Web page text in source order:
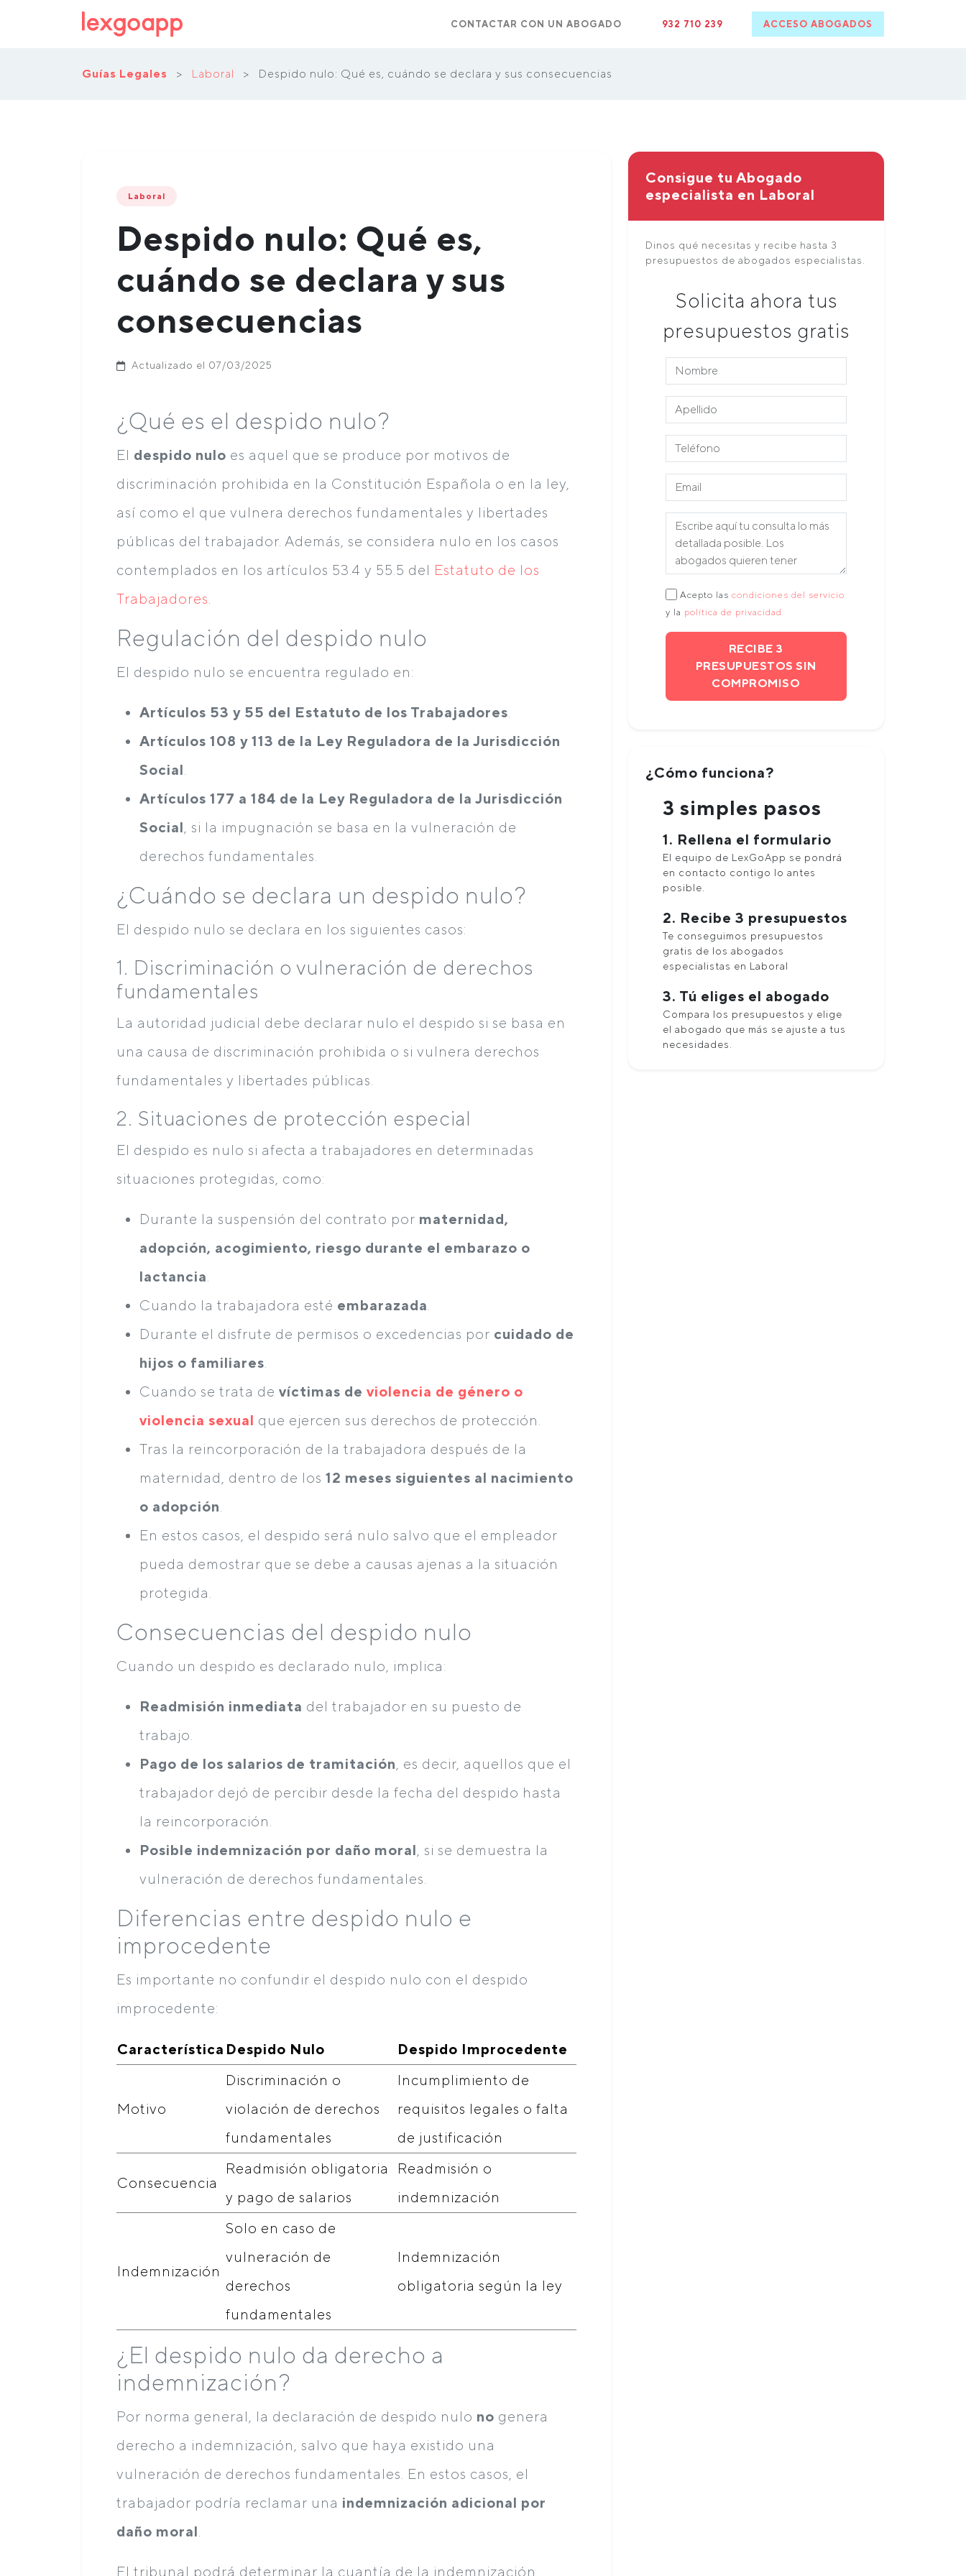
CONTACTAR CON UN ABOGADO 932 710 239 ACCESO ABOGADOS
Guías Legales > Laboral > Despido nulo: Qué es, cuándo se declara y sus consecuencias
Laboral
Despido nulo: Qué es,
cuándo se declara y sus
consecuencias
Actualizado el 07/03/2025
¿Qué es el despido nulo?
El despido nulo es aquel que se produce por motivos de
discriminación prohibida en la Constitución Española o en la ley,
así como el que vulnera derechos fundamentales y libertades
públicas del trabajador. Además, se considera nulo en los casos
contemplados en los artículos 53.4 y 55.5 del Estatuto de los
Trabajadores
Regulación del despido nulo
El despido nulo se encuentra regulado en:
Artículos 53 y 55 del Estatuto de los Trabajadores
Artículos 108 y 113 de la Ley Reguladora de la Jurisdicción
Social
Artículos 177 a 184 de la Ley Reguladora de la Jurisdicción
Social , si la impugnación se basa en la vulneración de
derechos fundamentales.
¿Cuándo se declara un despido nulo?
El despido nulo se declara en los siguientes casos:
1. Discriminación o vulneración de derechos
fundamentales
La autoridad judicial debe declarar nulo el despido si se basa en
una causa de discriminación prohibida o si vulnera derechos
fundamentales y libertades públicas.
2. Situaciones de protección especial
El despido es nulo si afecta a trabajadores en determinadas
situaciones protegidas, como:
Durante la suspensión del contrato por maternidad,
adopción, acogimiento, riesgo durante el embarazo o
lactancia
Cuando la trabajadora esté embarazada
Durante el disfrute de permisos o excedencias por cuidado de
hijos o familiares
Cuando se trata de víctimas de violencia de género o
violencia sexual que ejercen sus derechos de protección.
Tras la reincorporación de la trabajadora después de la
maternidad, dentro de los 12 meses siguientes al nacimiento
o adopción
En estos casos, el despido será nulo salvo que el empleador
pueda demostrar que se debe a causas ajenas a la situación
protegida.
Consecuencias del despido nulo
Cuando un despido es declarado nulo, implica:
Readmisión inmediata del trabajador en su puesto de
trabajo.
Pago de los salarios de tramitación , es decir, aquellos que el
trabajador dejó de percibir desde la fecha del despido hasta
la reincorporación.
Posible indemnización por daño moral , si se demuestra la
vulneración de derechos fundamentales.
Diferencias entre despido nulo e
improcedente
Es importante no confundir el despido nulo con el despido
improcedente:
Característica Despido Nulo Despido Improcedente
Motivo
Discriminación o
violación de derechos
fundamentales
Incumplimiento de
requisitos legales o falta
de justificación
Consecuencia
Readmisión obligatoria
y pago de salarios
Readmisión o
indemnización
Indemnización
Solo en caso de
vulneración de
derechos
fundamentales
Indemnización
obligatoria según la ley
¿El despido nulo da derecho a
indemnización?
Por norma general, la declaración de despido nulo no genera
derecho a indemnización, salvo que haya existido una
vulneración de derechos fundamentales. En estos casos, el
trabajador podría reclamar una indemnización adicional por
daño moral
El tribunal podrá determinar la cuantía de la indemnización
Consigue tu Abogado
especialista en Laboral
Dinos qué necesitas y recibe hasta 3
presupuestos de abogados especialistas.
Solicita ahora tus
presupuestos gratis
Acepto las condiciones del servicio
y la política de privacidad
RECIBE 3
PRESUPUESTOS SIN
COMPROMISO
¿Cómo funciona?
3 simples pasos
1. Rellena el formulario
El equipo de LexGoApp se pondrá
en contacto contigo lo antes
posible.
2. Recibe 3 presupuestos
Te conseguimos presupuestos
gratis de los abogados
especialistas en Laboral
3. Tú eliges el abogado
Compara los presupuestos y elige
el abogado que más se ajuste a tus
necesidades.